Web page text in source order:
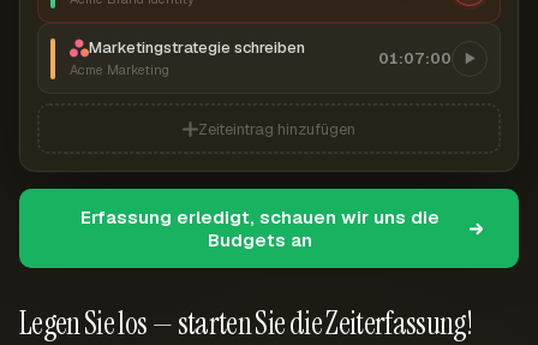
Legen Sie los — starten Sie die Zeiterfassung!
Marketingstrategie schreiben
Acme Marketing
01:07:00
Zeiteintrag hinzufügen
Erfassung erledigt, schauen wir uns die
Budgets an